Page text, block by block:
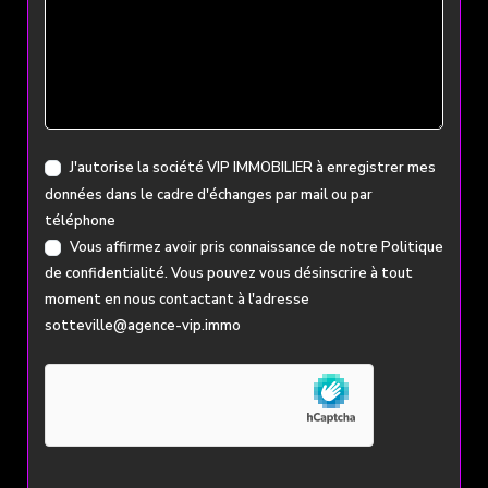
J'autorise la société VIP IMMOBILIER à enregistrer mes
données dans le cadre d'échanges par mail ou par
téléphone
Vous affirmez avoir pris connaissance de notre Politique
de confidentialité. Vous pouvez vous désinscrire à tout
moment en nous contactant à l'adresse
sotteville@agence-vip.immo